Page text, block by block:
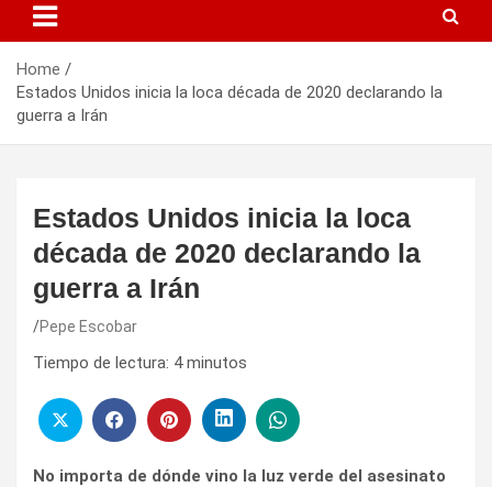
Home
Estados Unidos inicia la loca década de 2020 declarando la
guerra a Irán
Estados Unidos inicia la loca
década de 2020 declarando la
guerra a Irán
Pepe Escobar
Tiempo de lectura: 4 minutos
No importa de dónde vino la luz verde del asesinato